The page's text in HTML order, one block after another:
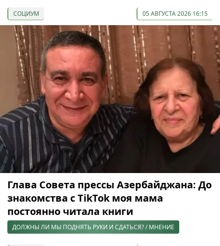
СОЦИУМ 05 АВГУСТА 2026 16:15
Глава Совета прессы Азербайджана: До
знакомства с TikTok моя мама
постоянно читала книги
ДОЛЖНЫ ЛИ МЫ ПОДНЯТЬ РУКИ И СДАТЬСЯ? / МНЕНИЕ